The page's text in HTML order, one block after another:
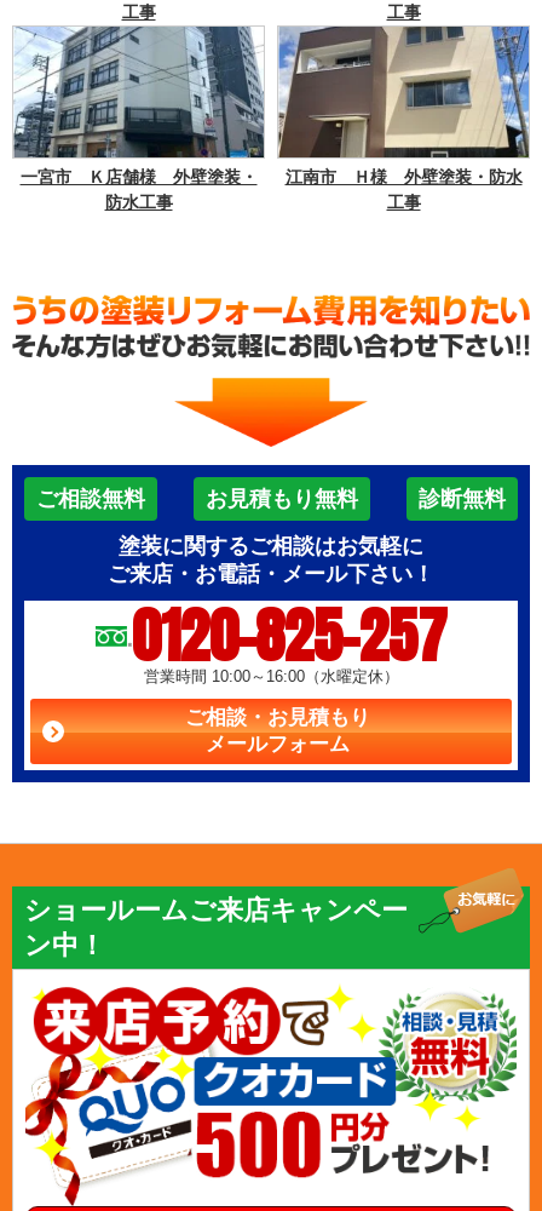
工事 工事
一宮市 Ｋ店舗様 外壁塗装・
防水工事
江南市 Ｈ様 外壁塗装・防水
工事
ご相談無料 お見積もり無料
診断無料
塗装に関するご相談はお気軽に
ご来店・お電話・メール下さい！
0120-825-257
営業時間 10:00～16:00（水曜定休）
ご相談・お見積もり
メールフォーム
ショールームご来店キャンペー
ン中！